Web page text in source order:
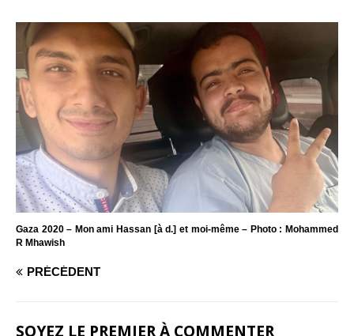
Gaza 2020 – Mon ami Hassan [à d.] et moi-même – Photo : Mohammed
R Mhawish
PRÉCÉDENT
SOYEZ LE PREMIER À COMMENTER